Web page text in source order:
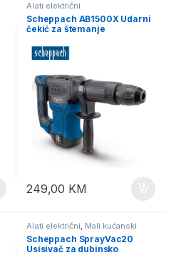
Alati električni
Scheppach AB1500X Udarni
čekić za štemanje
249,00 KM
Alati električni, Mali kućanski
aparati
Scheppach SprayVac20
Usisivač za dubinsko